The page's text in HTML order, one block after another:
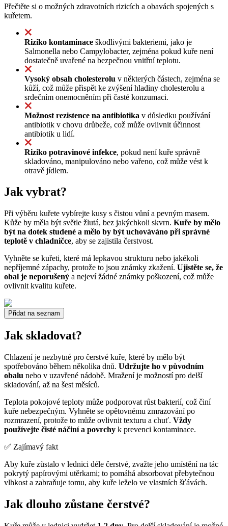
Přečtěte si o možných zdravotních rizicích a obavách spojených s
kuřetem.
Riziko kontaminace škodlivými bakteriemi, jako je
Salmonella nebo Campylobacter, zejména pokud kuře není
dostatečně uvařené na bezpečnou vnitřní teplotu.
Vysoký obsah cholesterolu v některých částech, zejména se
kůží, což může přispět ke zvýšení hladiny cholesterolu a
srdečním onemocněním při časté konzumaci.
Možnost rezistence na antibiotika v důsledku používání
antibiotik v chovu drůbeže, což může ovlivnit účinnost
antibiotik u lidí.
Riziko potravinové infekce, pokud není kuře správně
skladováno, manipulováno nebo vařeno, což může vést k
otravě jídlem.
Jak vybrat?
Při výběru kuřete vybírejte kusy s čistou vůní a pevným masem.
Kůže by měla být světle žlutá, bez jakýchkoli skvrn. Kuře by mělo
být na dotek studené a mělo by být uchováváno při správné
teplotě v chladničce, aby se zajistila čerstvost.
Vyhněte se kuřeti, které má lepkavou strukturu nebo jakékoli
nepříjemné zápachy, protože to jsou známky zkažení. Ujistěte se, že
obal je neporušený a nejeví žádné známky poškození, což může
ovlivnit kvalitu kuřete.
Přidat na seznam
Jak skladovat?
Chlazení je nezbytné pro čerstvé kuře, které by mělo být
spotřebováno během několika dnů. Udržujte ho v původním
obalu nebo v uzavřené nádobě. Mražení je možností pro delší
skladování, až na šest měsíců.
Teplota pokojové teploty může podporovat růst bakterií, což činí
kuře nebezpečným. Vyhněte se opětovnému zmrazování po
rozmrazení, protože to může ovlivnit texturu a chuť. Vždy
používejte čisté náčiní a povrchy k prevenci kontaminace.
✅ Zajímavý fakt
Aby kuře zůstalo v lednici déle čerstvé, zvažte jeho umístění na tác
pokrytý papírovými utěrkami; to pomáhá absorbovat přebytečnou
vlhkost a zabraňuje tomu, aby kuře leželo ve vlastních šťávách.
Jak dlouho zůstane čerstvé?